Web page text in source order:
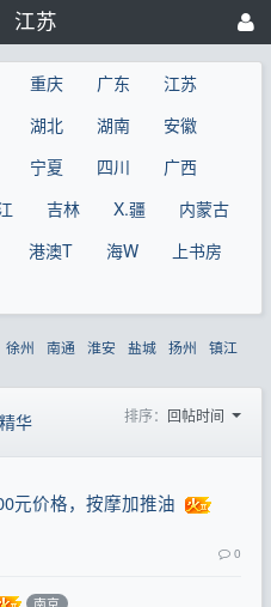
江苏
重庆 广东
江苏
湖北 湖南
安徽
宁夏 四川
广西
吉林 X.疆
内蒙古
港澳T 海W
上书房
徐州 南通 淮安 盐城 扬州
镇江
精华 排序： 回帖时间
元价格，按摩加推油
0